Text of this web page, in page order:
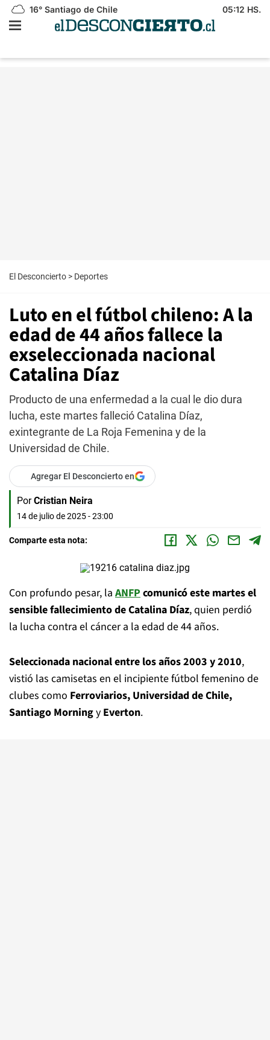
16° Santiago de Chile 05:12 HS.
El Desconcierto > Deportes
Luto en el fútbol chileno: A la
edad de 44 años fallece la
exseleccionada nacional
Catalina Díaz
Producto de una enfermedad a la cual le dio dura
lucha, este martes falleció Catalina Díaz,
exintegrante de La Roja Femenina y de la
Universidad de Chile.
Agregar El Desconcierto en
Por Cristian Neira
14 de julio de 2025 - 23:00
Comparte esta nota:
Con profundo pesar, la ANFPcomunicó este martes el
sensible fallecimiento de Catalina Díaz, quien perdió
la lucha contra el cáncer a la edad de 44 años.
Seleccionada nacional entre los años 2003 y 2010,
vistió las camisetas en el incipiente fútbol femenino de
clubes como Ferroviarios, Universidad de Chile,
Santiago Morningy Everton.